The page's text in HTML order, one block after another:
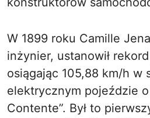
W 1899 roku Camille
inżynier, ustanowił
osiągając 105,88 km/h w
elektrycznym pojeździe
Contente”. Był to